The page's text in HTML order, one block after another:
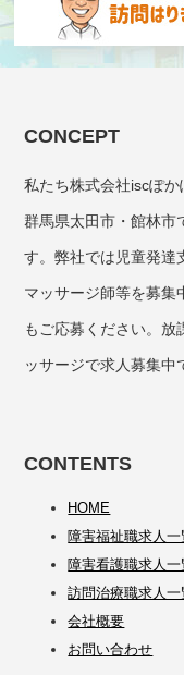
CONCEPT
私たち株式会社iscぽか
群馬県太田市・館林市
す。弊社では児童発達
マッサージ師等を募集
もご応募ください。放
ッサージで求人募集中
CONTENTS
HOME
障害福祉職求人一
障害看護職求人一
訪問治療職求人一
会社概要
お問い合わせ